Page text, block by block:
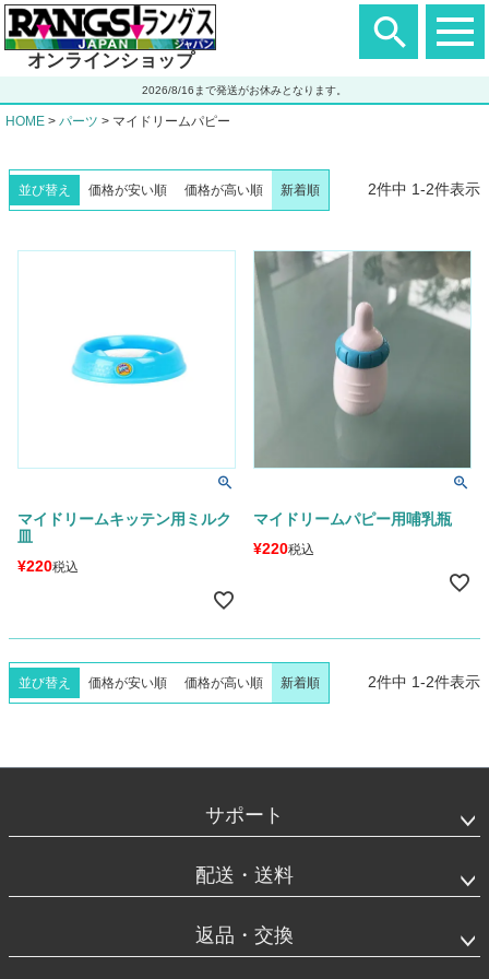
ヘ
ダ
エ
ア
オンラインショップ
2026/8/16まで発送がお休みとなります。
HOME パーツ マイドリームパピー
並び替え 価格が安い順 価格が高い順 新着順 2件中 1-2件表示
マイドリームキッテン用ミルク
皿
¥220税込
マイドリームパピー用哺乳瓶
¥220税込
並び替え 価格が安い順 価格が高い順 新着順 2件中 1-2件表示
サポート
配送・送料
返品・交換